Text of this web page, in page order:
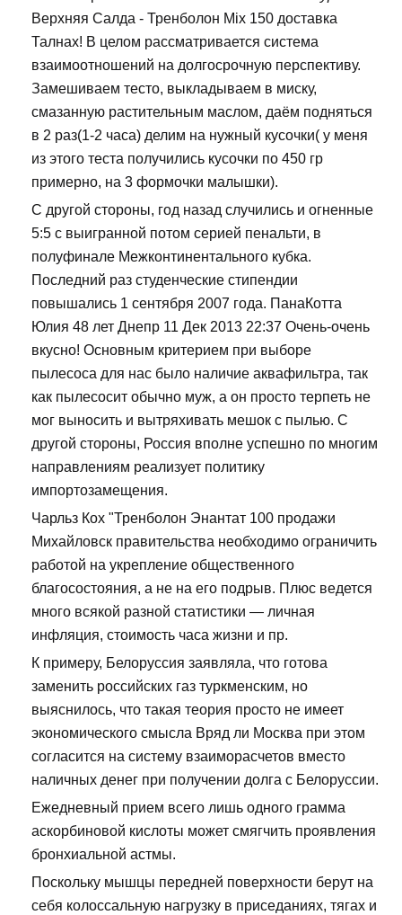
Верхняя Салда - Тренболон Mix 150 доставка
Талнах! В целом рассматривается система
взаимоотношений на долгосрочную перспективу.
Замешиваем тесто, выкладываем в миску,
смазанную растительным маслом, даём подняться
в 2 раз(1-2 часа) делим на нужный кусочки( у меня
из этого теста получились кусочки по 450 гр
примерно, на 3 формочки малышки).
С другой стороны, год назад случились и огненные
5:5 с выигранной потом серией пенальти, в
полуфинале Межконтинентального кубка.
Последний раз студенческие стипендии
повышались 1 сентября 2007 года. ПанаКотта
Юлия 48 лет Днепр 11 Дек 2013 22:37 Очень-очень
вкусно! Основным критерием при выборе
пылесоса для нас было наличие аквафильтра, так
как пылесосит обычно муж, а он просто терпеть не
мог выносить и вытряхивать мешок с пылью. С
другой стороны, Россия вполне успешно по многим
направлениям реализует политику
импортозамещения.
Чарльз Кох "Тренболон Энантат 100 продажи
Михайловск правительства необходимо ограничить
работой на укрепление общественного
благосостояния, а не на его подрыв. Плюс ведется
много всякой разной статистики — личная
инфляция, стоимость часа жизни и пр.
К примеру, Белоруссия заявляла, что готова
заменить российских газ туркменским, но
выяснилось, что такая теория просто не имеет
экономического смысла Вряд ли Москва при этом
согласится на систему взаиморасчетов вместо
наличных денег при получении долга с Белоруссии.
Ежедневный прием всего лишь одного грамма
аскорбиновой кислоты может смягчить проявления
бронхиальной астмы.
Поскольку мышцы передней поверхности берут на
себя колоссальную нагрузку в приседаниях, тягах и